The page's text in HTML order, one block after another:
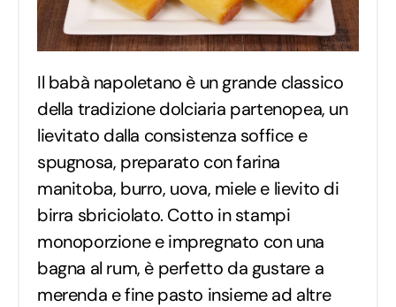
Il babà napoletano è un grande classico
della tradizione dolciaria partenopea, un
lievitato dalla consistenza soffice e
spugnosa, preparato con farina
manitoba, burro, uova, miele e lievito di
birra sbriciolato. Cotto in stampi
monoporzione e impregnato con una
bagna al rum, è perfetto da gustare a
merenda e fine pasto insieme ad altre